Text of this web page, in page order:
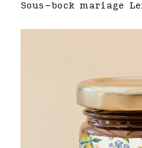
Sous-bock mariage